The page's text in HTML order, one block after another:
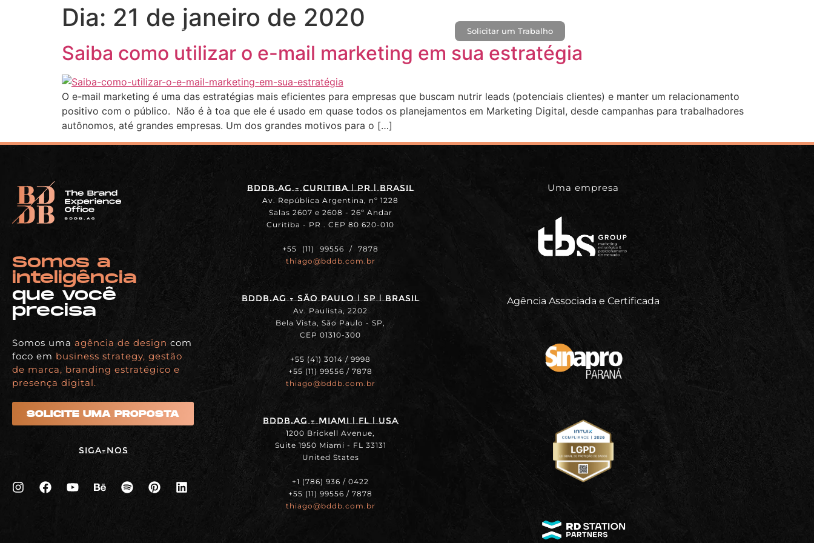
AGÊNCIA Solicitar um Trabalho
Dia: 21 de janeiro de 2020
Saiba como utilizar o e-mail marketing em sua estratégia
O e-mail marketing é uma das estratégias mais eficientes para empresas que buscam nutrir leads (potenciais clientes) e manter um relacionamento
positivo com o público. Não é à toa que ele é usado em quase todos os planejamentos em Marketing Digital, desde campanhas para trabalhadores
autônomos, até grandes empresas. Um dos grandes motivos para o […]
Somos a
inteligência
que você
precisa
Somos uma agência de design com
foco em business strategy, gestão
de marca, branding estratégico e
presença digital.
SOLICITE UMA PROPOSTA
Siga-nos
BDDB.ag - Curitiba | PR | BRASIL
Av. República Argentina, nº 1228
Salas 2607 e 2608 - 26º Andar
Curitiba - PR . CEP 80 620-010
+55 (11) 99556 / 7878
thiago@bddb.com.br
BDDB.ag - SÃO PAULO | SP | BRASIL
Av. Paulista, 2202
Bela Vista, São Paulo - SP,
CEP 01310-300
+55 (41) 3014 / 9998
+55 (11) 99556 / 7878
thiago@bddb.com.br
BDDB.ag - MIAMI | FL | USA
1200 Brickell Avenue,
Suite 1950 Miami - FL 33131
United States
+1 (786) 936 / 0422
+55 (11) 99556 / 7878
thiago@bddb.com.br
Uma empresa
Agência Associada e Certificada